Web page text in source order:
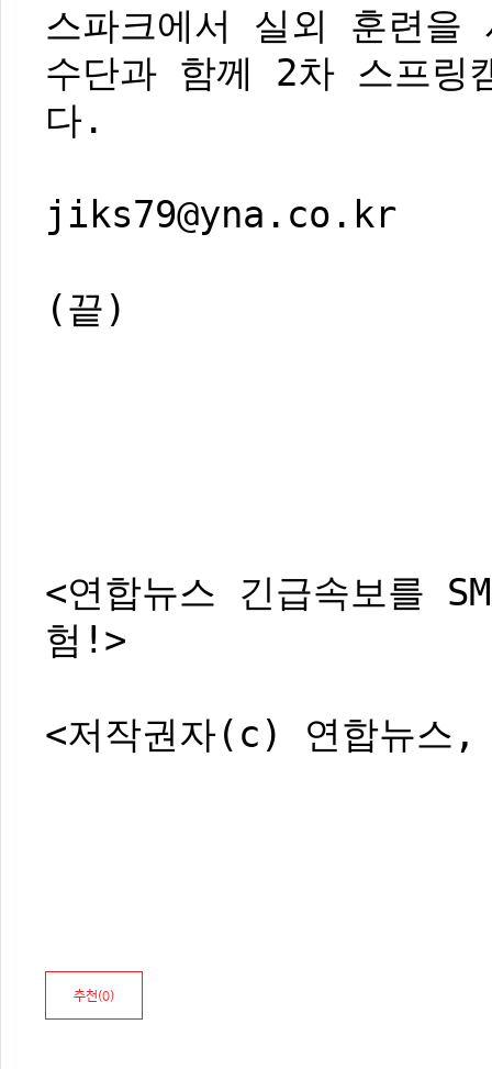
스파크에서 실외 훈련
수단과 함께 2차 스프링
다.
jiks79@yna.co.kr
(끝)
<연합뉴스 긴급속보를
험!>
<저작권자(c) 연합뉴스
추천(0)